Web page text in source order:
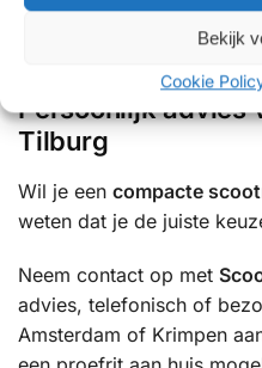
Bekijk
Cookie
✔ Uitgebreide ervaring
✔ Betrouwbare service en
Persoonlijk advies
Tilburg
Wil je een compacte
weten dat je de juiste
Neem contact op met
advies, telefonisch of
Amsterdam of Krimpen